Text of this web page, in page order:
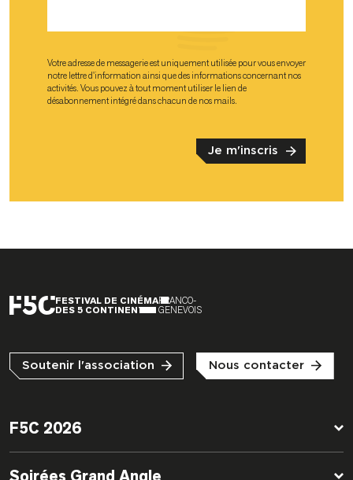
Votre adresse de messagerie est uniquement utilisée pour vous envoyer
notre lettre d'information ainsi que des informations concernant nos
activités. Vous pouvez à tout moment utiliser le lien de
désabonnement intégré dans chacun de nos mails.
FESTIVAL DE CINÉMA
DES 5 CONTINENTS
FRANCO-
GENEVOIS
Soutenir l'association Nous contacter
F5C 2026